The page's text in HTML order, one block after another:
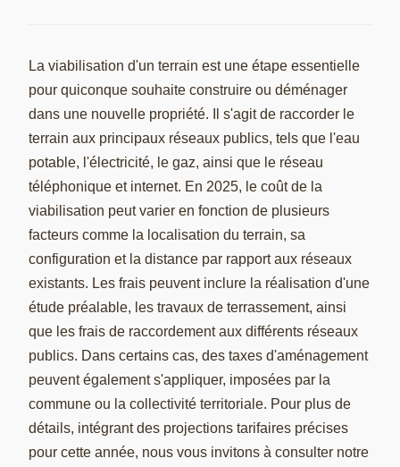
La viabilisation d'un terrain est une étape essentielle
pour quiconque souhaite construire ou déménager
dans une nouvelle propriété. Il s'agit de raccorder le
terrain aux principaux réseaux publics, tels que l'eau
potable, l'électricité, le gaz, ainsi que le réseau
téléphonique et internet. En 2025, le coût de la
viabilisation peut varier en fonction de plusieurs
facteurs comme la localisation du terrain, sa
configuration et la distance par rapport aux réseaux
existants. Les frais peuvent inclure la réalisation d'une
étude préalable, les travaux de terrassement, ainsi
que les frais de raccordement aux différents réseaux
publics. Dans certains cas, des taxes d'aménagement
peuvent également s'appliquer, imposées par la
commune ou la collectivité territoriale. Pour plus de
détails, intégrant des projections tarifaires précises
pour cette année, nous vous invitons à consulter notre